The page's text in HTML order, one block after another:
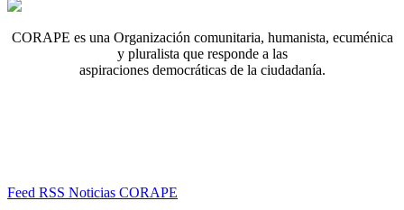
CORAPE es una Organización comunitaria, humanista, ecuménica
y pluralista que responde a las
aspiraciones democráticas de la ciudadanía.
Feed RSS Noticias CORAPE